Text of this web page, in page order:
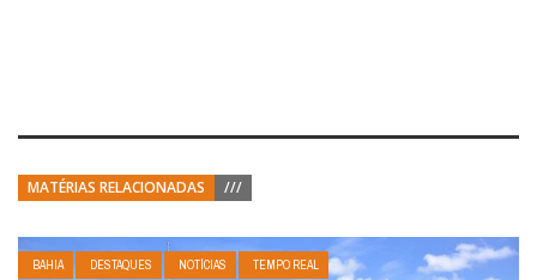
MATÉRIAS RELACIONADAS ///
BAHIA DESTAQUES NOTÍCIAS TEMPO REAL